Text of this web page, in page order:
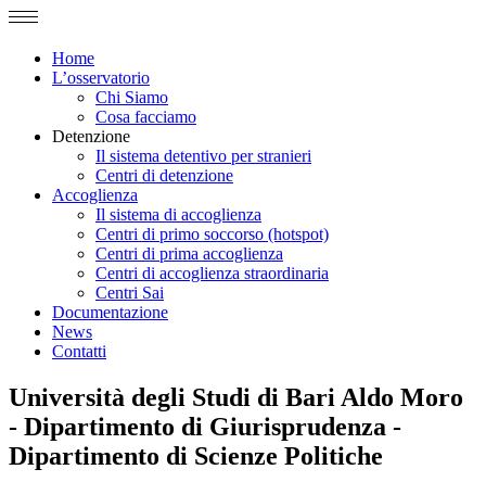
Home
L’osservatorio
Chi Siamo
Cosa facciamo
Detenzione
Il sistema detentivo per stranieri
Centri di detenzione
Accoglienza
Il sistema di accoglienza
Centri di primo soccorso (hotspot)
Centri di prima accoglienza
Centri di accoglienza straordinaria
Centri Sai
Documentazione
News
Contatti
Università degli Studi di Bari Aldo Moro
- Dipartimento di Giurisprudenza -
Dipartimento di Scienze Politiche